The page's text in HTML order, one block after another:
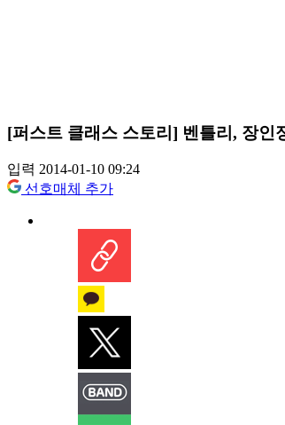
[퍼스트 클래스 스토리] 벤틀리, 장인
입력 2014-01-10 09:24
선호매체 추가